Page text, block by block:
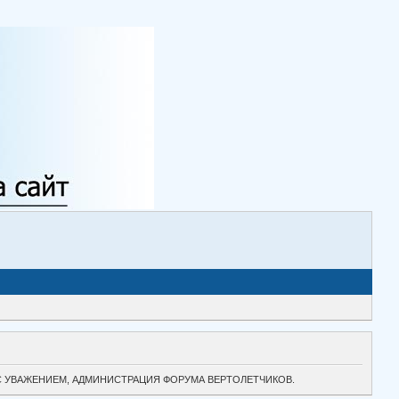
УВАЖЕНИЕМ, АДМИНИСТРАЦИЯ ФОРУМА ВЕРТОЛЕТЧИКОВ.